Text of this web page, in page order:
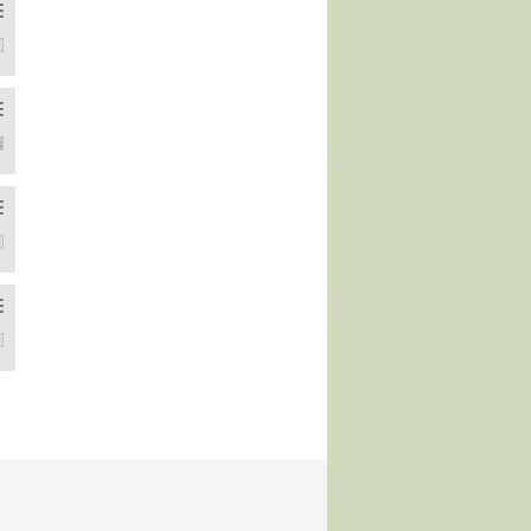
euro hesabımın olması şart mı?
almak isterim.
Sinir bozucu. En sevmediğim şey her gece efsanevi